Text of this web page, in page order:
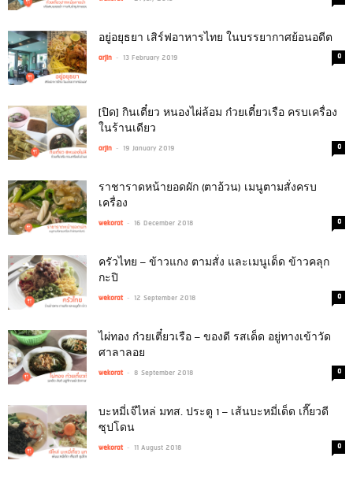
อยู่อยุธยา เสิร์ฟอาหารไทย ในบรรยากาศย้อนอดีต
arjin - 13 February 2019 0
[ปิด] กินเตี๋ยว หนองไผ่ล้อม ก๋วยเตี๋ยวเรือ ครบเครื่อง
ในร้านเดียว
arjin - 19 January 2019 0
ราชาราดหน้ายอดผัก (ตาอ้วน) เมนูตามสั่งครบ
เครื่อง
wekorat - 16 December 2018 0
ครัวไทย – ข้าวแกง ตามสั่ง และเมนูเด็ด ข้าวคลุก
กะปิ
wekorat - 12 September 2018 0
ไผ่ทอง ก๋วยเตี๋ยวเรือ – ของดี รสเด็ด อยู่ทางเข้าวัด
ศาลาลอย
wekorat - 8 September 2018 0
บะหมี่เจ๊ไหล่ มทส. ประตู 1 – เส้นบะหมี่เด็ด เกี๊ยวดี
ซุปโดน
wekorat - 11 August 2018 0